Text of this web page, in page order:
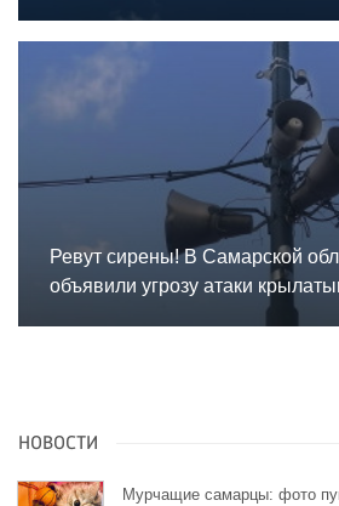
Ревут сирены! В Самарской
объявили угрозу атаки
НОВОСТИ
Мурчащие самарцы: фото